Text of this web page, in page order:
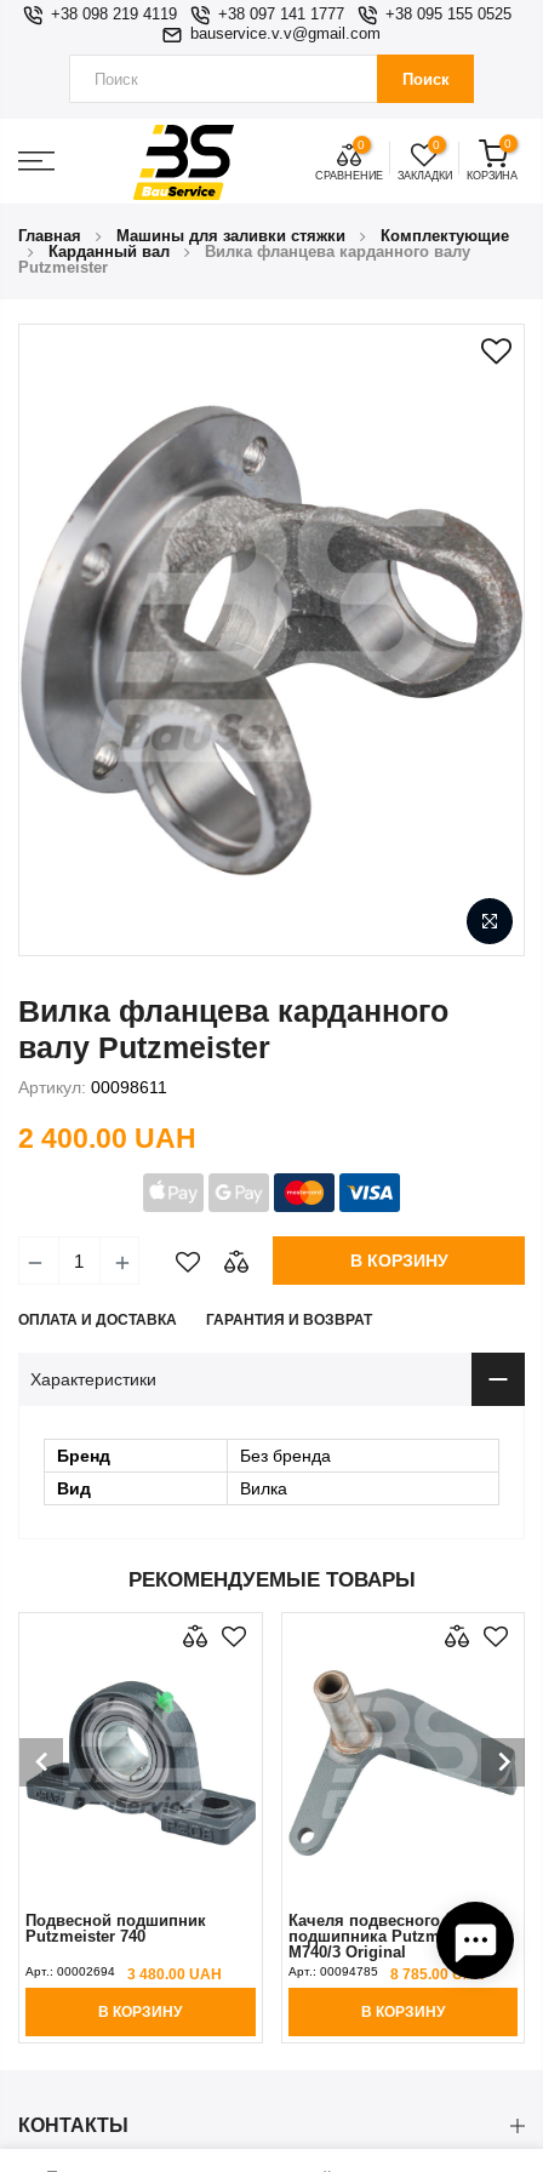
+38 098 219 4119 +38 097 141 1777
+38 095 155 0525
bauservice.v.v@gmail.com
Поиск
0
СРАВНЕНИЕ
0
ЗАКЛАДКИ
0
КОРЗИНА
Главная Машины для заливки стяжки
Комплектующие
Карданный вал
Вилка фланцева карданного валу
Putzmeister
Вилка фланцева карданного
валу Putzmeister
Артикул: 00098611
2 400.00 UAH
В КОРЗИНУ
ОПЛАТА И ДОСТАВКА ГАРАНТИЯ И ВОЗВРАТ
Характеристики
Бренд
Без бренда
Вид
Вилка
РЕКОМЕНДУЕМЫЕ ТОВАРЫ
Подвесной подшипник
Putzmeister 740
Арт.: 00002694 3 480.00 UAH
В КОРЗИНУ
Качеля подвесного
подшипника Putzmeister
М740/3 Original
Арт.: 00094785 8 785.00 UAH
В КОРЗИНУ
КОНТАКТЫ